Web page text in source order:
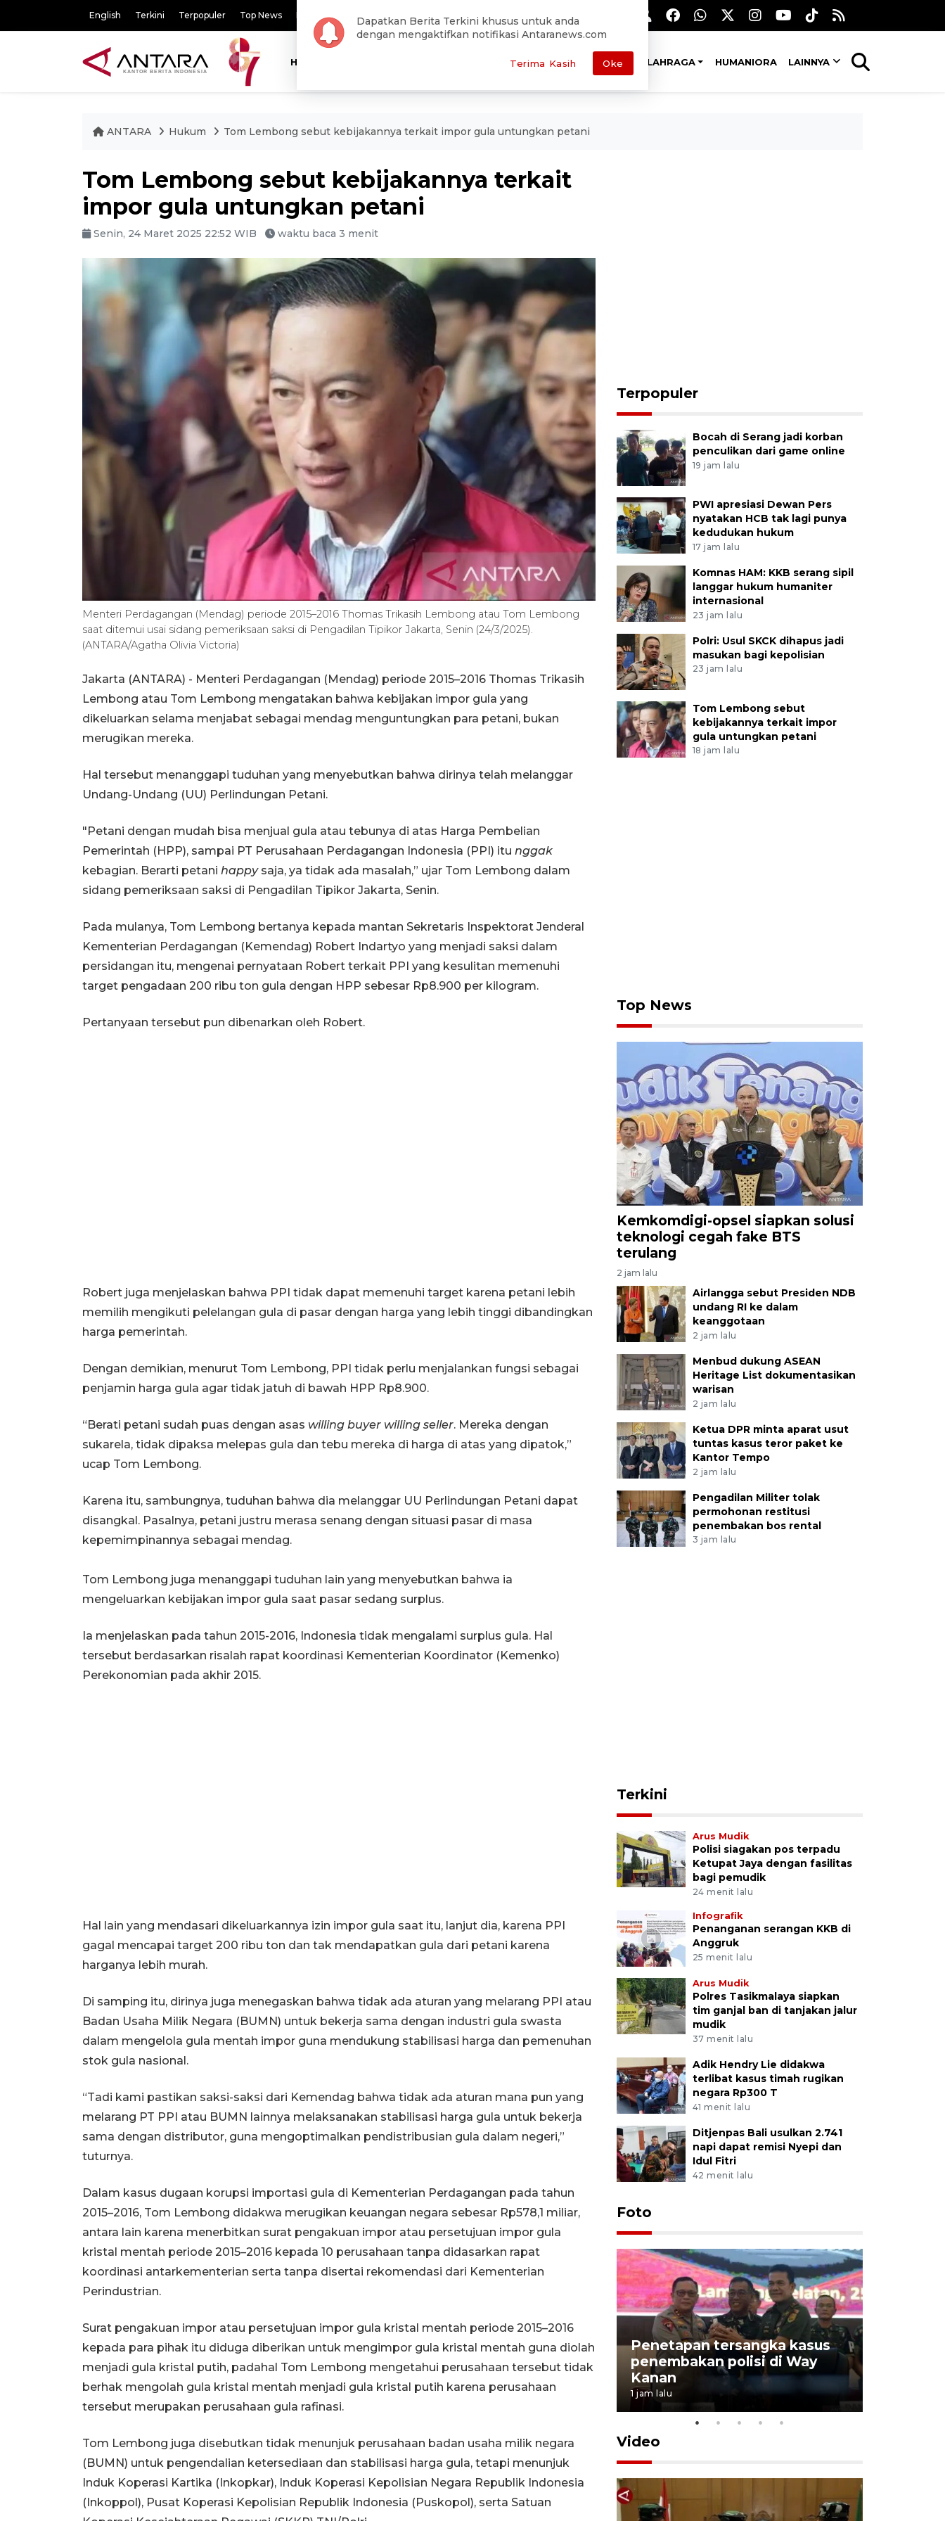
English Terkini Terpopuler Top News Pilihan Editor Pemilu Otomotif Antara Foto Redaksi
HOME METRO SEPAKBOLA OLAHRAGA HUMANIORA LAINNYA
ANTARA Hukum Tom Lembong sebut kebijakannya terkait impor gula untungkan petani
Tom Lembong sebut kebijakannya terkait
impor gula untungkan petani
Senin, 24 Maret 2025 22:52 WIB waktu baca 3 menit
Menteri Perdagangan (Mendag) periode 2015–2016 Thomas Trikasih Lembong atau Tom Lembong
saat ditemui usai sidang pemeriksaan saksi di Pengadilan Tipikor Jakarta, Senin (24/3/2025).
(ANTARA/Agatha Olivia Victoria)
Jakarta (ANTARA) - Menteri Perdagangan (Mendag) periode 2015–2016 Thomas Trikasih
Lembong atau Tom Lembong mengatakan bahwa kebijakan impor gula yang
dikeluarkan selama menjabat sebagai mendag menguntungkan para petani, bukan
merugikan mereka.
Hal tersebut menanggapi tuduhan yang menyebutkan bahwa dirinya telah melanggar
Undang-Undang (UU) Perlindungan Petani.
"Petani dengan mudah bisa menjual gula atau tebunya di atas Harga Pembelian
Pemerintah (HPP), sampai PT Perusahaan Perdagangan Indonesia (PPI) itu nggak
kebagian. Berarti petani happysaja, ya tidak ada masalah,” ujar Tom Lembong dalam
sidang pemeriksaan saksi di Pengadilan Tipikor Jakarta, Senin.
Pada mulanya, Tom Lembong bertanya kepada mantan Sekretaris Inspektorat Jenderal
Kementerian Perdagangan (Kemendag) Robert Indartyo yang menjadi saksi dalam
persidangan itu, mengenai pernyataan Robert terkait PPI yang kesulitan memenuhi
target pengadaan 200 ribu ton gula dengan HPP sebesar Rp8.900 per kilogram.
Pertanyaan tersebut pun dibenarkan oleh Robert.
Robert juga menjelaskan bahwa PPI tidak dapat memenuhi target karena petani lebih
memilih mengikuti pelelangan gula di pasar dengan harga yang lebih tinggi dibandingkan
harga pemerintah.
Dengan demikian, menurut Tom Lembong, PPI tidak perlu menjalankan fungsi sebagai
penjamin harga gula agar tidak jatuh di bawah HPP Rp8.900.
“Berati petani sudah puas dengan asas willing buyer willing seller. Mereka dengan
sukarela, tidak dipaksa melepas gula dan tebu mereka di harga di atas yang dipatok,”
ucap Tom Lembong.
Karena itu, sambungnya, tuduhan bahwa dia melanggar UU Perlindungan Petani dapat
disangkal. Pasalnya, petani justru merasa senang dengan situasi pasar di masa
kepemimpinannya sebagai mendag.
Tom Lembong juga menanggapi tuduhan lain yang menyebutkan bahwa ia
mengeluarkan kebijakan impor gula saat pasar sedang surplus.
Ia menjelaskan pada tahun 2015-2016, Indonesia tidak mengalami surplus gula. Hal
tersebut berdasarkan risalah rapat koordinasi Kementerian Koordinator (Kemenko)
Perekonomian pada akhir 2015.
Hal lain yang mendasari dikeluarkannya izin impor gula saat itu, lanjut dia, karena PPI
gagal mencapai target 200 ribu ton dan tak mendapatkan gula dari petani karena
harganya lebih murah.
Di samping itu, dirinya juga menegaskan bahwa tidak ada aturan yang melarang PPI atau
Badan Usaha Milik Negara (BUMN) untuk bekerja sama dengan industri gula swasta
dalam mengelola gula mentah impor guna mendukung stabilisasi harga dan pemenuhan
stok gula nasional.
“Tadi kami pastikan saksi-saksi dari Kemendag bahwa tidak ada aturan mana pun yang
melarang PT PPI atau BUMN lainnya melaksanakan stabilisasi harga gula untuk bekerja
sama dengan distributor, guna mengoptimalkan pendistribusian gula dalam negeri,”
tuturnya.
Dalam kasus dugaan korupsi importasi gula di Kementerian Perdagangan pada tahun
2015–2016, Tom Lembong didakwa merugikan keuangan negara sebesar Rp578,1 miliar,
antara lain karena menerbitkan surat pengakuan impor atau persetujuan impor gula
kristal mentah periode 2015–2016 kepada 10 perusahaan tanpa didasarkan rapat
koordinasi antarkementerian serta tanpa disertai rekomendasi dari Kementerian
Perindustrian.
Surat pengakuan impor atau persetujuan impor gula kristal mentah periode 2015–2016
kepada para pihak itu diduga diberikan untuk mengimpor gula kristal mentah guna diolah
menjadi gula kristal putih, padahal Tom Lembong mengetahui perusahaan tersebut tidak
berhak mengolah gula kristal mentah menjadi gula kristal putih karena perusahaan
tersebut merupakan perusahaan gula rafinasi.
Tom Lembong juga disebutkan tidak menunjuk perusahaan badan usaha milik negara
(BUMN) untuk pengendalian ketersediaan dan stabilisasi harga gula, tetapi menunjuk
Induk Koperasi Kartika (Inkopkar), Induk Koperasi Kepolisian Negara Republik Indonesia
(Inkoppol), Pusat Koperasi Kepolisian Republik Indonesia (Puskopol), serta Satuan
Terpopuler
Bocah di Serang jadi korban
penculikan dari game online
19 jam lalu
PWI apresiasi Dewan Pers
nyatakan HCB tak lagi punya
kedudukan hukum
17 jam lalu
Komnas HAM: KKB serang sipil
langgar hukum humaniter
internasional
23 jam lalu
Polri: Usul SKCK dihapus jadi
masukan bagi kepolisian
23 jam lalu
Tom Lembong sebut
kebijakannya terkait impor
gula untungkan petani
18 jam lalu
Top News
Kemkomdigi-opsel siapkan solusi
teknologi cegah fake BTS
terulang
2 jam lalu
Airlangga sebut Presiden NDB
undang RI ke dalam
keanggotaan
2 jam lalu
Menbud dukung ASEAN
Heritage List dokumentasikan
warisan
2 jam lalu
Ketua DPR minta aparat usut
tuntas kasus teror paket ke
Kantor Tempo
2 jam lalu
Pengadilan Militer tolak
permohonan restitusi
penembakan bos rental
3 jam lalu
Terkini
Arus Mudik
Polisi siagakan pos terpadu
Ketupat Jaya dengan fasilitas
bagi pemudik
24 menit lalu
Infografik
Penanganan serangan KKB di
Anggruk
25 menit lalu
Arus Mudik
Polres Tasikmalaya siapkan
tim ganjal ban di tanjakan jalur
mudik
37 menit lalu
Adik Hendry Lie didakwa
terlibat kasus timah rugikan
negara Rp300 T
41 menit lalu
Ditjenpas Bali usulkan 2.741
napi dapat remisi Nyepi dan
Idul Fitri
42 menit lalu
Foto
Arus mudik Lebaran di
Pelabuhan Tanjung Priok
4 jam lalu
Penetapan tersangka kasus
penembakan polisi di Way
Kanan
1 jam lalu
Video
Dapatkan Berita Terkini khusus untuk anda
dengan mengaktifkan notifikasi Antaranews.com
Oke
Terima Kasih